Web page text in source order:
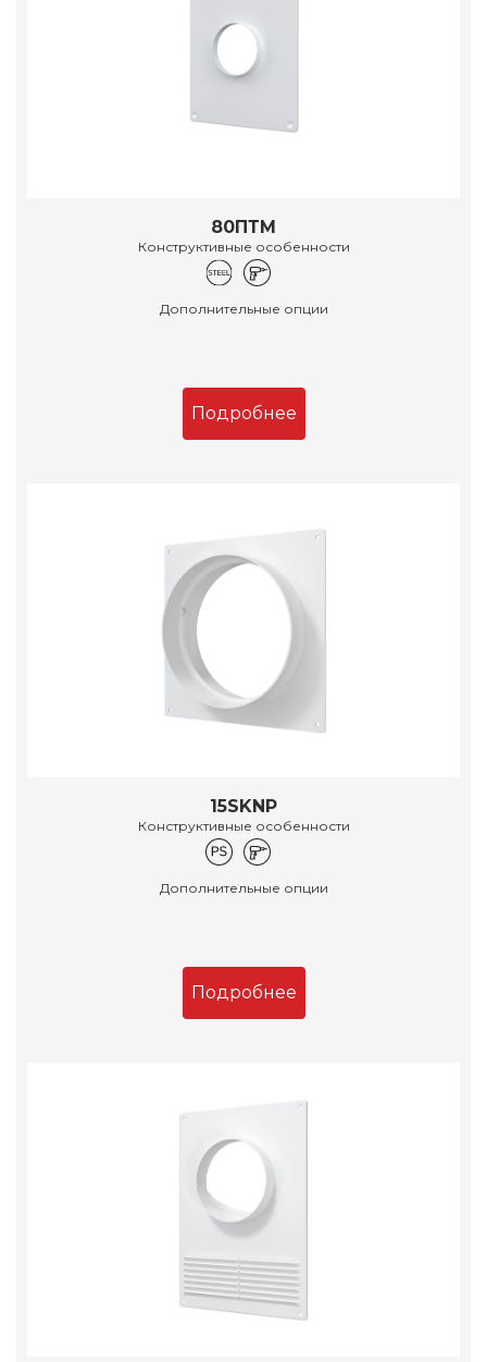
80ПТМ
Конструктивные особенности
Дополнительные опции
Подробнее
15SKNP
Конструктивные особенности
Дополнительные опции
Подробнее